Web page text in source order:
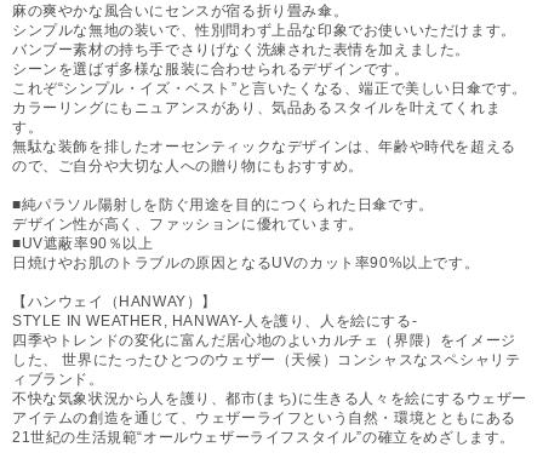
麻の爽やかな風合いにセンスが宿る折り畳み傘。
シンプルな無地の装いで、性別問わず上品な印象でお使いいただけます。
バンブー素材の持ち手でさりげなく洗練された表情を加えました。
シーンを選ばず多様な服装に合わせられるデザインです。
これぞ“シンプル・イズ・ベスト”と言いたくなる、端正で美しい日傘です。
カラーリングにもニュアンスがあり、気品あるスタイルを叶えてくれま
す。
無駄な装飾を排したオーセンティックなデザインは、年齢や時代を超える
ので、ご自分や大切な人への贈り物にもおすすめ。
■純パラソル陽射しを防ぐ用途を目的につくられた日傘です。
デザイン性が高く、ファッションに優れています。
■UV遮蔽率90％以上
日焼けやお肌のトラブルの原因となるUVのカット率90%以上です。
【ハンウェイ（HANWAY）】
STYLE IN WEATHER, HANWAY-人を護り、人を絵にする-
四季やトレンドの変化に富んだ居心地のよいカルチェ（界隈）をイメージ
した、 世界にたったひとつのウェザー（天候）コンシャスなスペシャリテ
ィブランド。
不快な気象状況から人を護り、都市(まち)に生きる人々を絵にするウェザー
アイテムの創造を通じて、ウェザーライフという自然・環境とともにある
21世紀の生活規範“オールウェザーライフスタイル”の確立をめざします。